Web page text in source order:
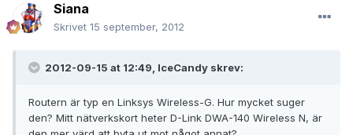
Siana
Skrivet 15 september, 2012
2012-09-15 at 12:49, IceCandy skrev:
Routern är typ en Linksys Wireless-G. Hur mycket suger
den? Mitt nätverkskort heter D-Link DWA-140 Wireless N, är